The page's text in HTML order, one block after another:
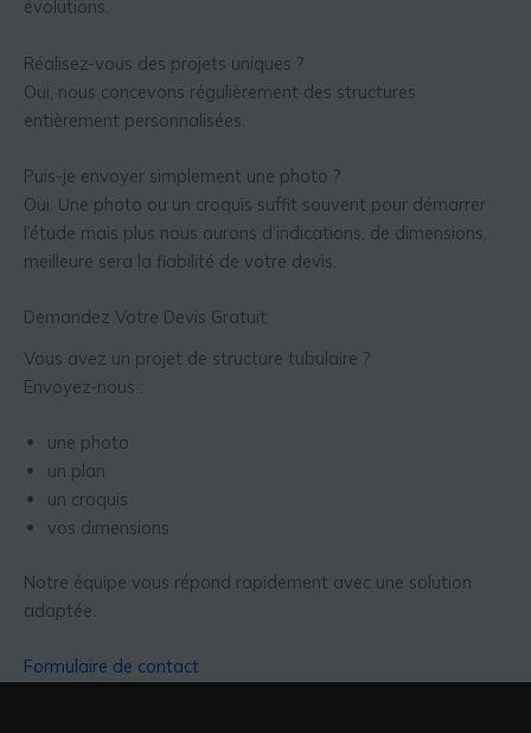
évolutions.
Réalisez-vous des projets uniques ?
Oui, nous concevons régulièrement des structures
entièrement personnalisées.
Puis-je envoyer simplement une photo ?
Oui. Une photo ou un croquis suffit souvent pour démarrer
l’étude mais plus nous aurons d’indications, de dimensions,
meilleure sera la fiabilité de votre devis.
Demandez Votre Devis Gratuit
Vous avez un projet de structure tubulaire ?
Envoyez-nous :
une photo
un plan
un croquis
vos dimensions
Notre équipe vous répond rapidement avec une solution
adaptée.
Formulaire de contact